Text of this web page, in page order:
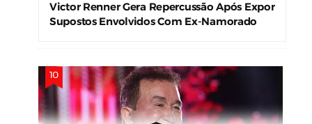
Victor Renner Gera Repercussão Após Expor
Supostos Envolvidos Com Ex-Namorado